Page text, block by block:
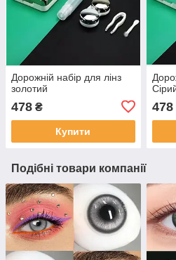
Дорожній набір для лінз
золотий
478 ₴
Купити
478
Подібні товари компанії